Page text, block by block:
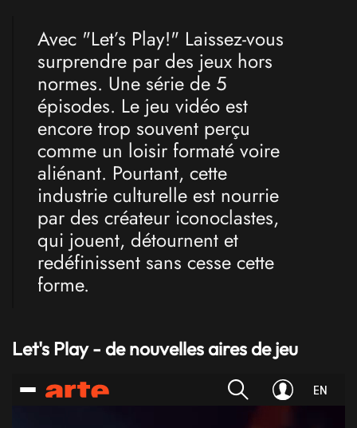
Avec "Let’s Play!" Laissez-vous
surprendre par des jeux hors
normes. Une série de 5
épisodes. Le jeu vidéo est
encore trop souvent perçu
comme un loisir formaté voire
aliénant. Pourtant, cette
industrie culturelle est nourrie
par des créateur iconoclastes,
qui jouent, détournent et
redéfinissent sans cesse cette
forme.
Let's Play - de nouvelles aires de jeu